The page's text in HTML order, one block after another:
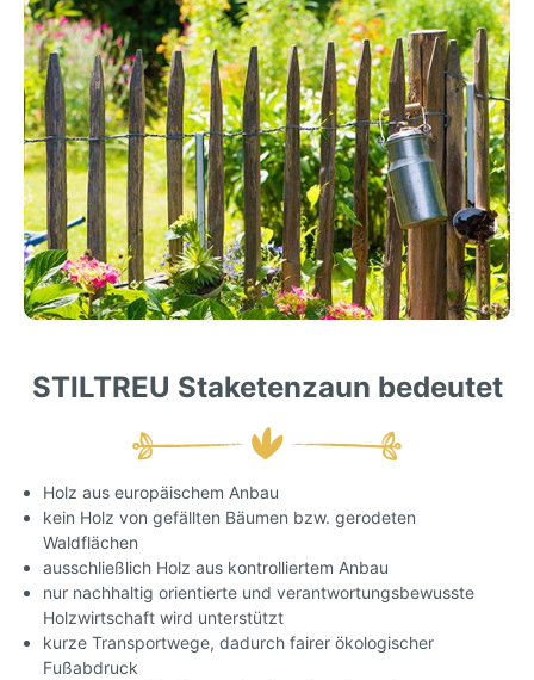
STILTREU Staketenzaun bedeutet
Holz aus europäischem Anbau
kein Holz von gefällten Bäumen bzw. gerodeten
Waldflächen
ausschließlich Holz aus kontrolliertem Anbau
nur nachhaltig orientierte und verantwortungsbewusste
Holzwirtschaft wird unterstützt
kurze Transportwege, dadurch fairer ökologischer
Fußabdruck